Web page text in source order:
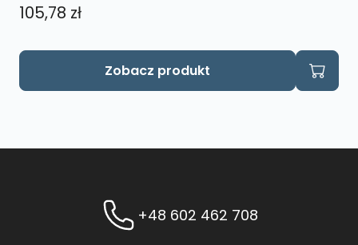
105,78 zł
Zobacz produkt
+48 602 462 708